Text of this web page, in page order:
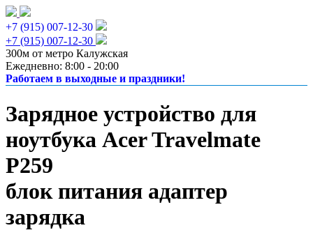
+7 (915) 007-12-30
+7 (915) 007-12-30
300м от метро Калужская
Ежедневно: 8:00 - 20:00
Работаем в выходные и праздники!
Зарядное устройство для
ноутбука Acer Travelmate
P259
блок питания адаптер
зарядка